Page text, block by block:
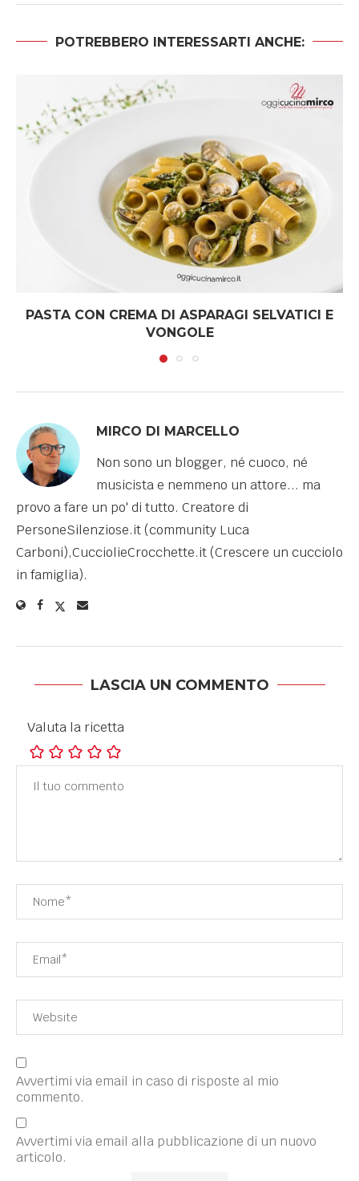
POTREBBERO INTERESSARTI ANCHE:
PASTA CON CREMA DI ASPARAGI SELVATICI E
VONGOLE
MIRCO DI MARCELLO
Non sono un blogger, né cuoco, né
musicista e nemmeno un attore... ma
provo a fare un po' di tutto. Creatore di
PersoneSilenziose.it (community Luca
Carboni),CucciolieCrocchette.it (Crescere un cucciolo
in famiglia).
LASCIA UN COMMENTO
Valuta la ricetta
Avvertimi via email in caso di risposte al mio
commento.
Avvertimi via email alla pubblicazione di un nuovo
articolo.